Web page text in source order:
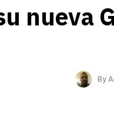
nueva
By